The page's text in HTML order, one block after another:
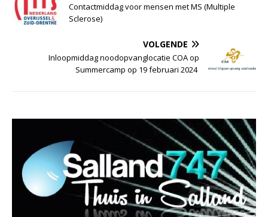
Contactmiddag voor mensen met MS (Multiple
Sclerose)
VOLGENDE
Inloopmiddag noodopvanglocatie COA op
Summercamp op 19 februari 2024